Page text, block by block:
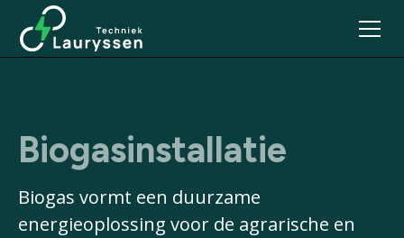
Biogasinstallatie
Biogas vormt een duurzame
energieoplossing voor de agrarische en